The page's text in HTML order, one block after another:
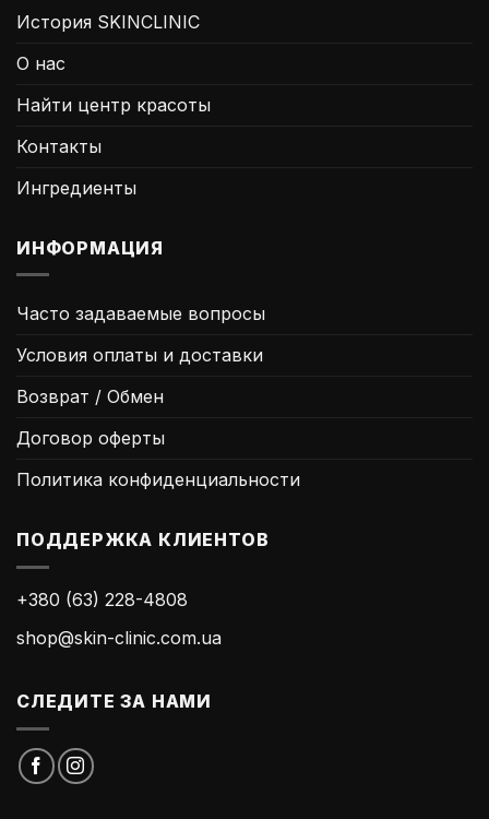
История SKINCLINIC
О нас
Найти центр красоты
Контакты
Ингредиенты
ИНФОРМАЦИЯ
Часто задаваемые вопросы
Условия оплаты и доставки
Возврат / Обмен
Договор оферты
Политика конфиденциальности
ПОДДЕРЖКА КЛИЕНТОВ
+380 (63) 228-4808
shop@skin-clinic.com.ua
СЛЕДИТЕ ЗА НАМИ